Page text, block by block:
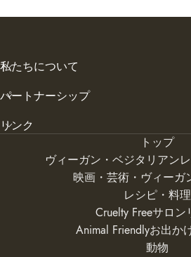
私たちについて
パートナーシップ
リンク
トップ
ヴィーガン・ベジタリアン
映画・芸術・ヴィーガ
レシピ・料理
Cruelty Freeサロン
Animal Friendlyお出か
動物